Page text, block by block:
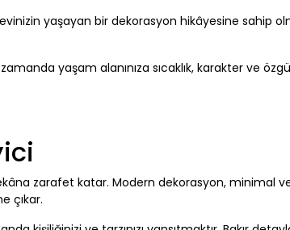
yaşayan bir dekorasyon hikâyesine sahip
yaşam alanınıza sıcaklık, karakter ve
zarafet katar. Modern dekorasyon, minimal
çıkar.